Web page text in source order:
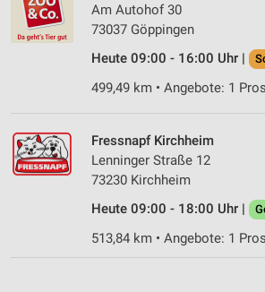
Am Autohof 30
73037 Göppingen
Heute 09:00 - 16:00 Uhr |
499,49 km • Angebote: 1
Fressnapf Kirchheim
Lenninger Straße 12
73230 Kirchheim
Heute 09:00 - 18:00 Uhr |
513,84 km • Angebote: 1